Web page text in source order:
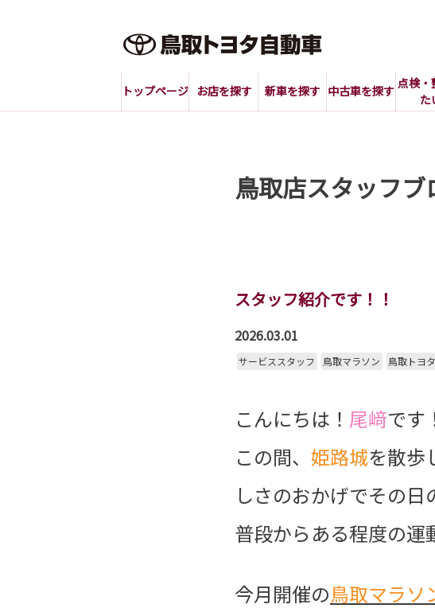
トップページ お店を探す 新車を探す 中古車を探す 点検・
た
鳥取店スタッフブ
スタッフ紹介です！！
2026.03.01
サービススタッフ 鳥取マラソン 鳥取トヨ
こんにちは！ 尾﨑です
この間、 姫路城を散歩
しさのおかげでその日
普段からある程度の運
今月開催の鳥取マラソ